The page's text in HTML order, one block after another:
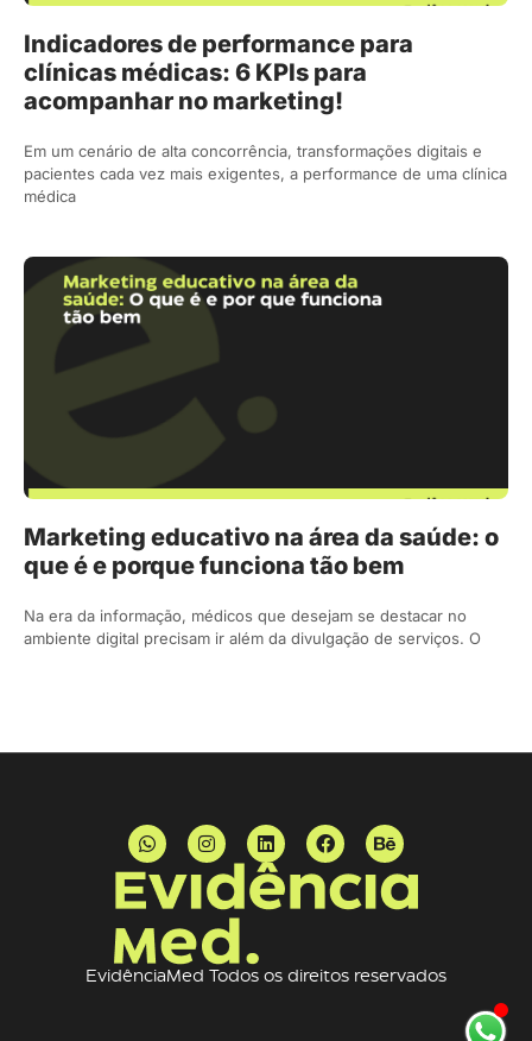
Indicadores de performance para
clínicas médicas: 6 KPIs para
acompanhar no marketing!
Em um cenário de alta concorrência, transformações digitais e
pacientes cada vez mais exigentes, a performance de uma clínica
médica
Marketing educativo na área da saúde: o
que é e porque funciona tão bem
Na era da informação, médicos que desejam se destacar no
ambiente digital precisam ir além da divulgação de serviços. O
EvidênciaMed Todos os direitos reservados